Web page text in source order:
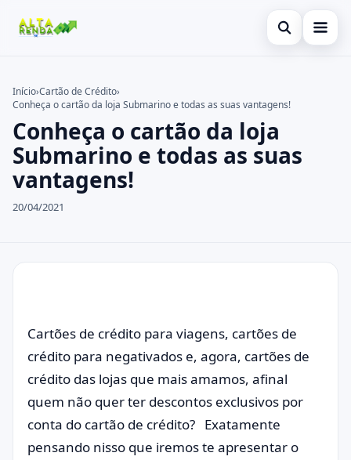
Abrir busca
Cartão de Crédito
Consignado
Conta Digital
Empréstimo
Buscar no site
Buscar por:
Pressione Enter para buscar ou ESC para fechar.
Início›Cartão de Crédito›
Conheça o cartão da loja Submarino e todas as suas vantagens!
Conheça o cartão da loja
Submarino e todas as suas
vantagens!
20/04/2021
Cartões de crédito para viagens, cartões de
crédito para negativados e, agora, cartões de
crédito das lojas que mais amamos, afinal
quem não quer ter descontos exclusivos por
conta do cartão de crédito? Exatamente
pensando nisso que iremos te apresentar o